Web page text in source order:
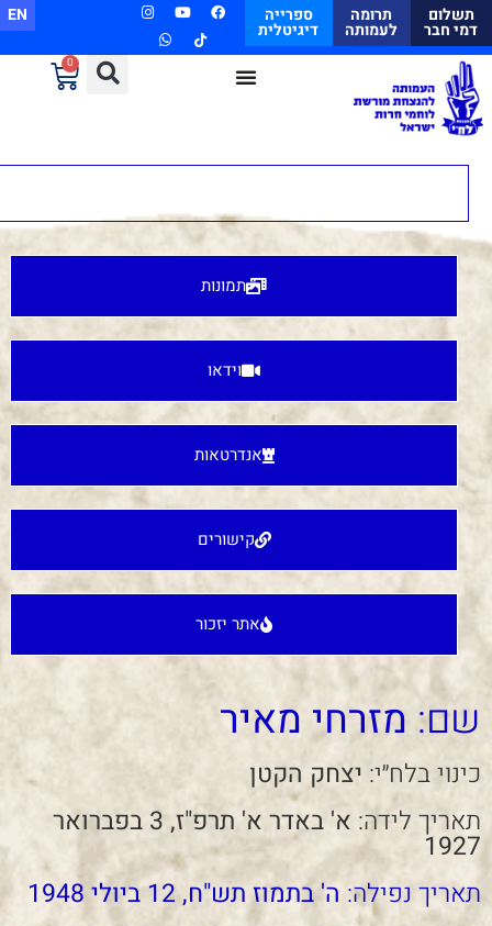
תשלום
דמי חבר
תרומה
לעמותה
ספרייה
דיגיטלית
EN
0
תמונות
וידאו
אנדרטאות
קישורים
אתר יזכור
שם: מזרחי מאיר
כינוי בלח״י: יצחק הקטן
תאריך לידה:
א' באדר א' תרפ"ז, 3 בפברואר
1927
תאריך נפילה: ה' בתמוז תש"ח, 12 ביולי 1948